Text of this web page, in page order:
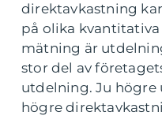
direktavkastning
på olika
mätning är
stor del av
utdelning. Ju högre
högre